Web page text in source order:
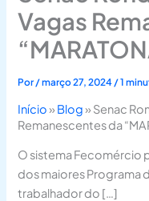
Vagas
Por/março 27, 2024 /1
Início» Blog» Senac
Remanescentes da
O sistema Fecomércio
dos maiores Programa
trabalhador do […]